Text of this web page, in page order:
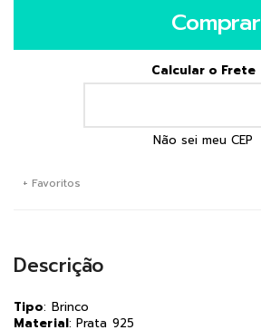
Comprar
Calcular o Frete
Não sei meu CEP
+ Favoritos
Descrição
Tipo: Brinco
Material: Prata 925